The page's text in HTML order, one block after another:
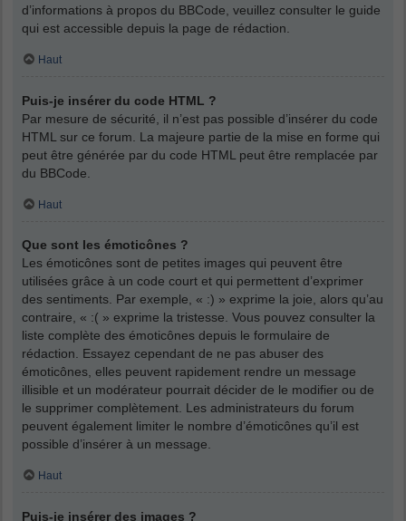
d’informations à propos du BBCode, veuillez consulter le guide
qui est accessible depuis la page de rédaction.
Haut
Puis-je insérer du code HTML ?
Par mesure de sécurité, il n’est pas possible d’insérer du code
HTML sur ce forum. La majeure partie de la mise en forme qui
peut être générée par du code HTML peut être remplacée par
du BBCode.
Haut
Que sont les émoticônes ?
Les émoticônes sont de petites images qui peuvent être
utilisées grâce à un code court et qui permettent d’exprimer
des sentiments. Par exemple, « :) » exprime la joie, alors qu’au
contraire, « :( » exprime la tristesse. Vous pouvez consulter la
liste complète des émoticônes depuis le formulaire de
rédaction. Essayez cependant de ne pas abuser des
émoticônes, elles peuvent rapidement rendre un message
illisible et un modérateur pourrait décider de le modifier ou de
le supprimer complètement. Les administrateurs du forum
peuvent également limiter le nombre d’émoticônes qu’il est
possible d’insérer à un message.
Haut
Puis-je insérer des images ?